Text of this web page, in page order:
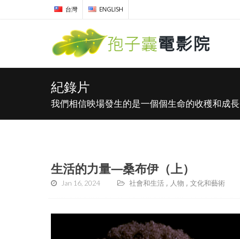
台灣 ENGLISH
紀錄片
我們相信映場發生的是一個個生命的收穫和成長
生活的力量—桑布伊（上）
Jan 16, 2024 社會和生活 人物 文化和藝術